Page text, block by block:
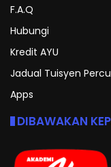
F.A.Q
Hubungi
Kredit AYU
Jadual Tuisyen
Apps
DIBAWAKAN